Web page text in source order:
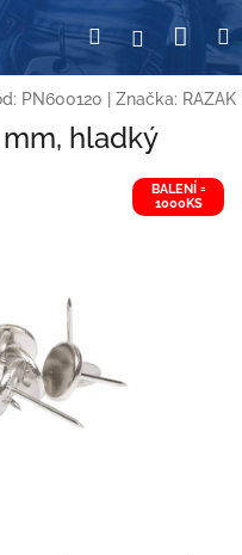
HledatPřihlášení
PN600120 Značka: RAZAK
hladký
BALENÍ =
1000KS